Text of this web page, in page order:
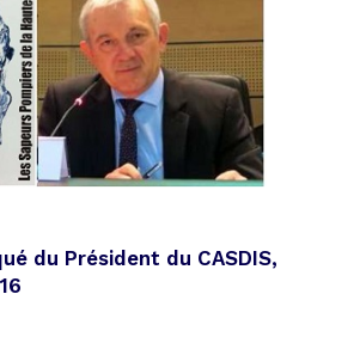
du Président du CASDIS,